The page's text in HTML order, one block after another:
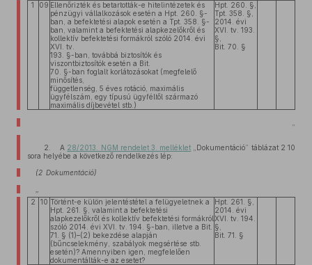
1
09 Ellenőrizték és betartották-e hitelintézetek és
pénzügyi vállalkozások esetén a Hpt. 260. §-
ban, a befektetési alapok esetén a Tpt. 358. §-
ban, valamint a befektetési alapkezelőkről és
kollektív befektetési formákról szóló 2014. évi
XVI. tv.
193. §-ban, továbbá biztosítók és
viszontbiztosítók esetén a Bit.
70. §-ban foglalt korlátozásokat (megfelelő
minősítés,
függetlenség, 5 éves rotáció, maximális
ügyfélszám, egy típusú ügyféltől származó
maximális díjbevétel stb.)
Hpt. 260. §,
Tpt. 358. §,
2014. évi
XVI. tv. 193.
§,
Bit. 70. §
2. A 28/2013. NGM rendelet 3. melléklet „Dokumentáció” táblázat 2 10
sora helyébe a következő rendelkezés lép:
(2 Dokumentáció)
2
10 Történt-e külön jelentéstétel a felügyeletnek a
Hpt. 261. §, valamint a befektetési
alapkezelőkről és kollektív befektetési formákról
szóló 2014. évi XVI. tv. 194. §-ban, illetve a Bit.
71. § (1)–(2) bekezdése alapján
(bűncselekmény, szabályok megsértése stb.
esetén)? Amennyiben igen, megfelelően
dokumentálták-e az esetet?
Hpt. 261. §,
2014. évi
XVI. tv. 194.
§,
Bit. 71. §